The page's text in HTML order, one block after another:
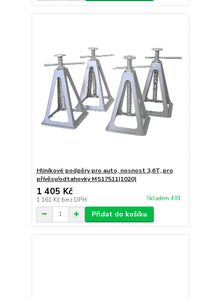
Hliníkové podpěry pro auto, nosnost 3,6T, pro
přívěsy/odtahovky MS17511(1020)
1 405 Kč
1 161 Kč bez DPH Skladem 491
Přidat do košíku